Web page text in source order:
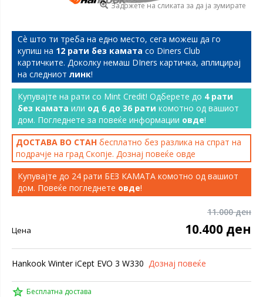
Задржете на сликата за да ја зумирате
Сѐ што ти треба на едно место, сега можеш да го
купиш на 12 рати без камата со Diners Club
картичките. Доколку немаш DIners картичка, аплицирај
на следниот линк!
Купувајте на рати со Mint Credit! Одберете до 4 рати
без камата или од 6 до 36 рати комотно од вашиот
дом. Погледнете за повеќе информации овде!
ДОСТАВА ВО СТАН бесплатно без разлика на спрат на
подрачје на град Скопје. Дознај повеќе овде
Купувајте до 24 рати БЕЗ КАМАТА комотно од вашиот
дом. Повеќе погледнете овде!
11.000 ден
Цена 10.400 ден
Hankook Winter iCept EVO 3 W330 Дознај повеќе
Бесплатна достава